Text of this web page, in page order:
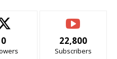
0 22,800
Subscribers